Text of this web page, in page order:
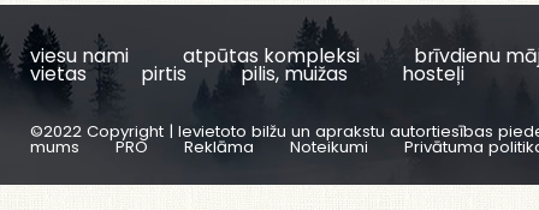
viesu nami atpūtas kompleksi brīvdienu
vietas pirtis pilis, muižas hosteļi
©2022 Copyright | Ievietoto bilžu un aprakstu autortiesības
mums PRO Reklāma Noteikumi Privātuma